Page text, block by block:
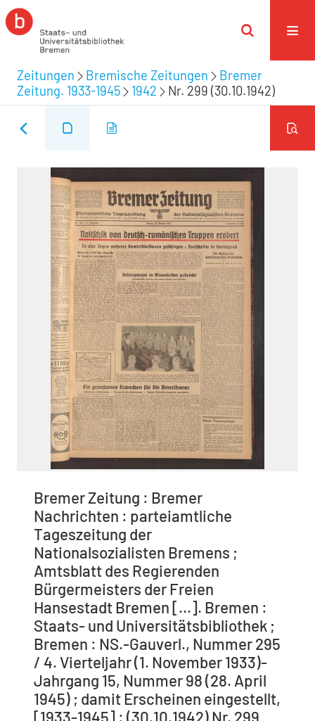
Zeitungen Bremische Zeitungen
Bremer
Zeitung. 1933-1945
1942 Nr. 299 (30.10.1942)
Bremer Zeitung : Bremer
Nachrichten : parteiamtliche
Tageszeitung der
Nationalsozialisten Bremens ;
Amtsblatt des Regierenden
Bürgermeisters der Freien
Hansestadt Bremen [...]. Bremen :
Staats- und Universitätsbibliothek ;
Bremen : NS.-Gauverl., Nummer 295
/ 4. Vierteljahr (1. November 1933)-
Jahrgang 15, Nummer 98 (28. April
1945) ; damit Erscheinen eingestellt,
[1933-1945] : (30.10.1942) Nr. 299